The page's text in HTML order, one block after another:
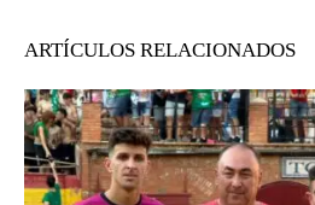
ARTÍCULOS RELACIONADOS